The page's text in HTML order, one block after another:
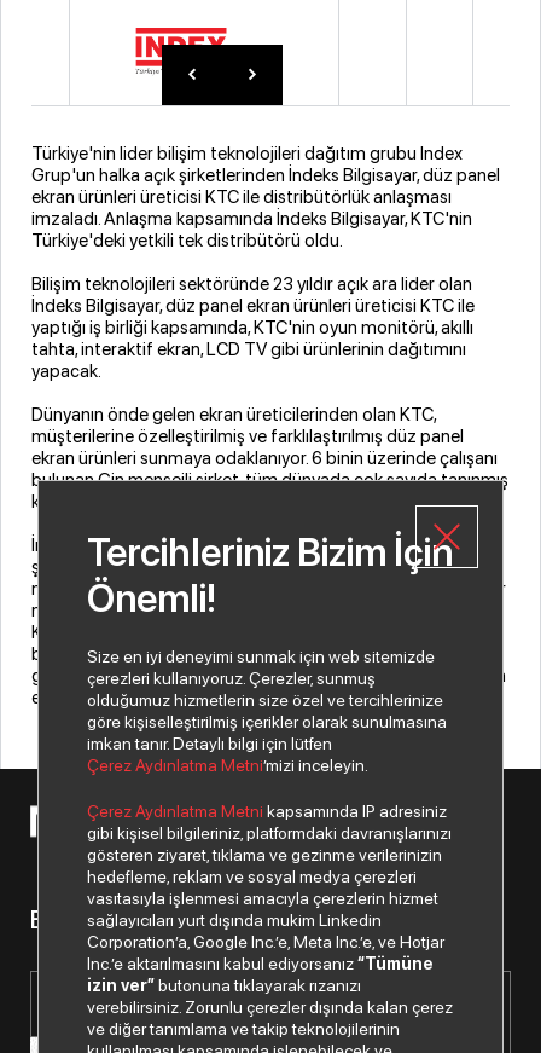
Türkiye'nin lider bilişim teknolojileri dağıtım grubu Index
Grup'un halka açık şirketlerinden İndeks Bilgisayar, düz panel
ekran ürünleri üreticisi KTC ile distribütörlük anlaşması
imzaladı. Anlaşma kapsamında İndeks Bilgisayar, KTC'nin
Türkiye'deki yetkili tek distribütörü oldu.
Bilişim teknolojileri sektöründe 23 yıldır açık ara lider olan
İndeks Bilgisayar, düz panel ekran ürünleri üreticisi KTC ile
yaptığı iş birliği kapsamında, KTC'nin oyun monitörü, akıllı
tahta, interaktif ekran, LCD TV gibi ürünlerinin dağıtımını
yapacak.
Dünyanın önde gelen ekran üreticilerinden olan KTC,
müşterilerine özelleştirilmiş ve farklılaştırılmış düz panel
ekran ürünleri sunmaya odaklanıyor. 6 binin üzerinde çalışanı
bulunan Çin menşeili şirket, tüm dünyada çok sayıda tanınmış
kuruluşla önemli iş birlikleri sürdürüyor.
İndeks Bilgisayar Genel Müdürü Banu Sürek, iş birliğiyle ilgili
şunları söyledi: “Ürün portföyümüz 2024 yılında da güçlü
markalarla genişlemeye devam ediyor. Bu anlamda önemli bir
markayla daha iş birliği başlattığımız için çok mutluyuz.
KTC'nin ürünlerini artık Türkiye'de kullanıcılarla
buluşturacağız. Önümüzdeki dönemde farklı iş birlikleri de
gerçekleştireceğiz. 2024 yılının güçlenerek büyümeye devam
edeceğimiz bir yıl olacağını söyleyebilirim.”
© 2026 Copyright Netex A.Ş. Tüm hakları saklıdır.
Bizden haberiniz olsun.
Tercihleriniz Bizim İçin
Önemli!
Size en iyi deneyimi sunmak için web sitemizde
çerezleri kullanıyoruz. Çerezler, sunmuş
olduğumuz hizmetlerin size özel ve tercihlerinize
göre kişiselleştirilmiş içerikler olarak sunulmasına
imkan tanır. Detaylı bilgi için lütfen
Çerez Aydınlatma Metni’mizi inceleyin.
Çerez Aydınlatma Metni kapsamında IP adresiniz
gibi kişisel bilgileriniz, platformdaki davranışlarınızı
gösteren ziyaret, tıklama ve gezinme verilerinizin
hedefleme, reklam ve sosyal medya çerezleri
vasıtasıyla işlenmesi amacıyla çerezlerin hizmet
sağlayıcıları yurt dışında mukim Linkedin
Corporation’a, Google Inc.’e, Meta Inc.’e, ve Hotjar
Inc.’e aktarılmasını kabul ediyorsanız“Tümüne
izin ver”butonuna tıklayarak rızanızı
verebilirsiniz. Zorunlu çerezler dışında kalan çerez
ve diğer tanımlama ve takip teknolojilerinin